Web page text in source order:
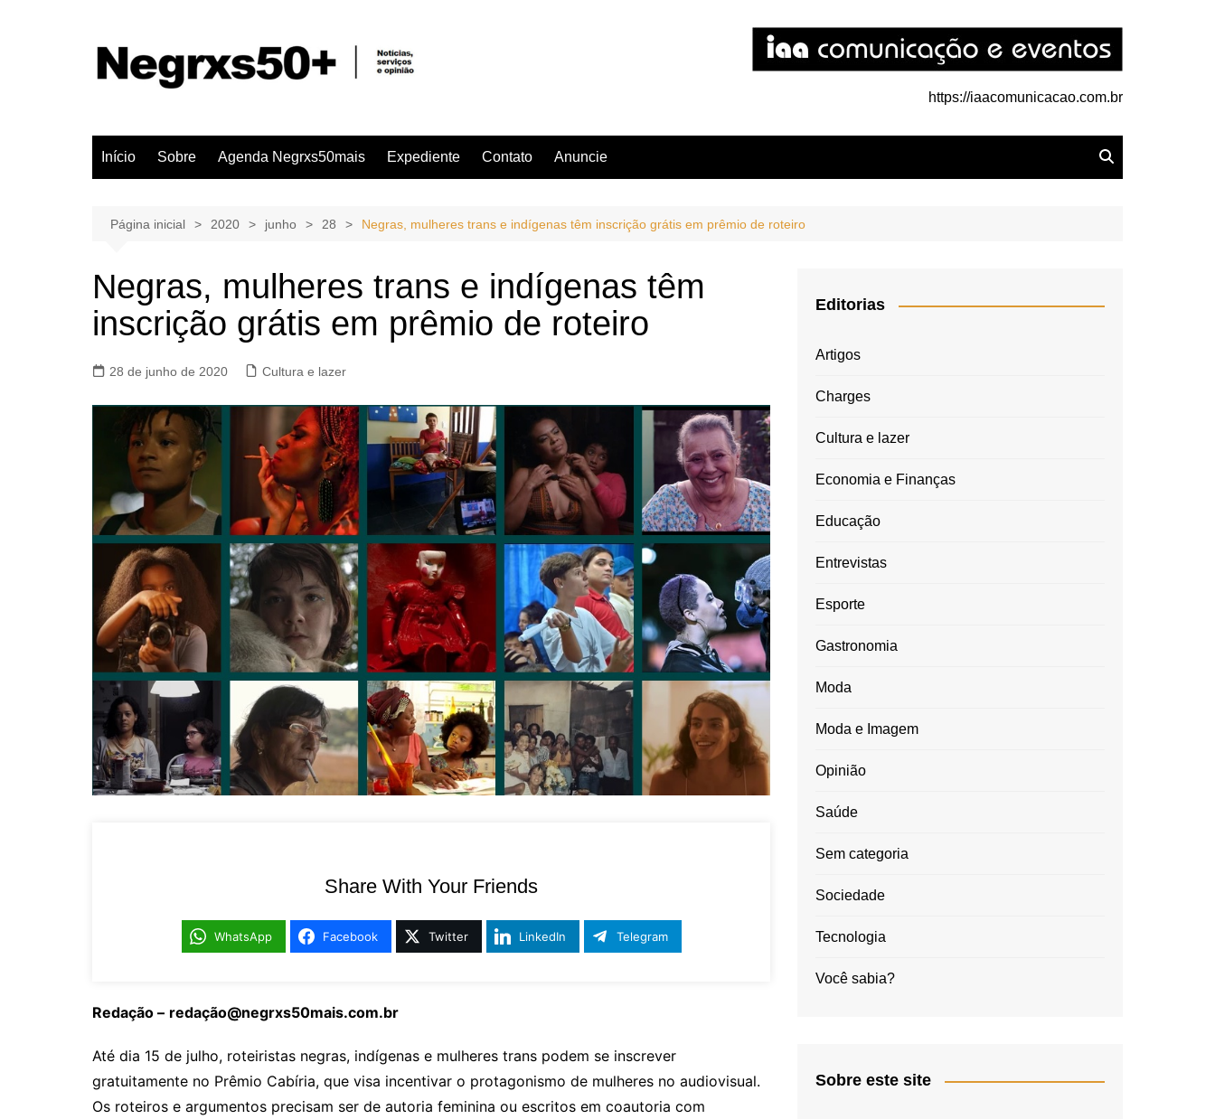
https://iaacomunicacao.com.br
Início Sobre Agenda Negrxs50mais Expediente Contato Anuncie
Página inicial 2020 junho 28 Negras, mulheres trans e indígenas têm inscrição grátis em prêmio de roteiro
Negras, mulheres trans e indígenas têm
inscrição grátis em prêmio de roteiro
28 de junho de 2020 Cultura e lazer
Share With Your Friends
WhatsApp Facebook Twitter LinkedIn Telegram
Redação – redação@negrxs50mais.com.br
Até dia 15 de julho, roteiristas negras, indígenas e mulheres trans podem se inscrever
gratuitamente no Prêmio Cabíria, que visa incentivar o protagonismo de mulheres no audiovisual.
Os roteiros e argumentos precisam ser de autoria feminina ou escritos em coautoria com
Editorias
Artigos
Charges
Cultura e lazer
Economia e Finanças
Educação
Entrevistas
Esporte
Gastronomia
Moda
Moda e Imagem
Opinião
Saúde
Sem categoria
Sociedade
Tecnologia
Você sabia?
Sobre este site